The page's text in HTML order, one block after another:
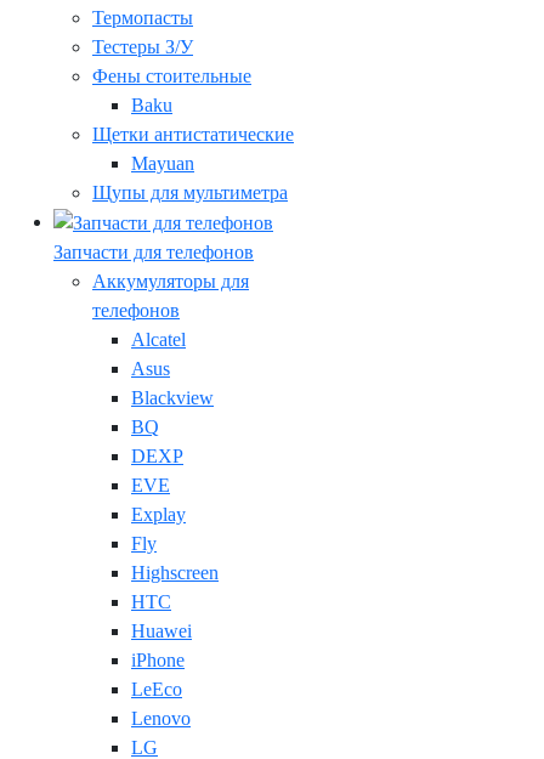
Термопасты
Тестеры З/У
Фены стоительные
Baku
Щетки антистатические
Mayuan
Щупы для мультиметра
Запчасти для телефонов
Аккумуляторы для
телефонов
Alcatel
Asus
Blackview
BQ
DEXP
EVE
Explay
Fly
Highscreen
HTC
Huawei
iPhone
LeEco
Lenovo
LG